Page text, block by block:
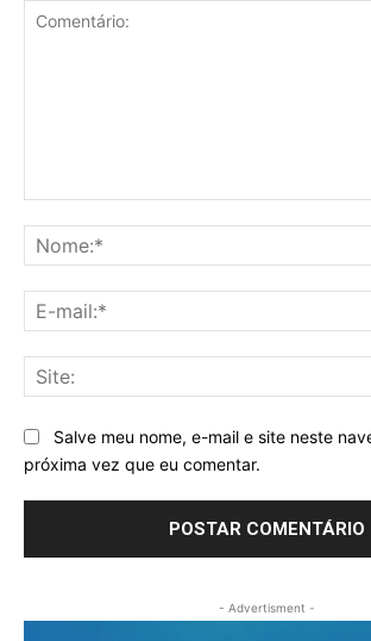
Salve meu nome, e-mail e site neste
próxima vez que eu comentar.
- Advertisment -